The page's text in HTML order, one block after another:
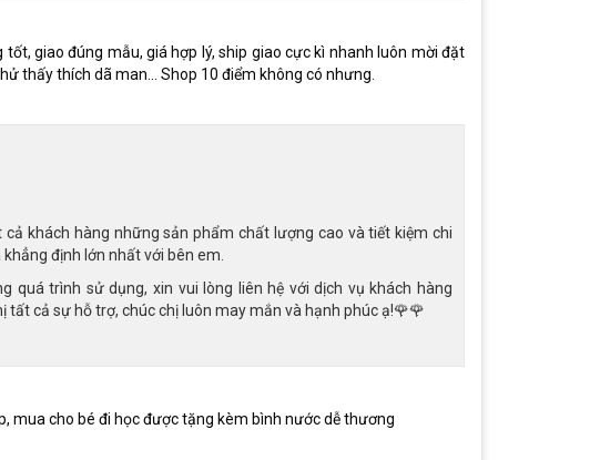
triệu
được thiết kế đơn giản nhưng không kém phần hiệu quả, phù
động này bao gồm một dĩa và một líp đơn, giúp giảm
giao đúng mẫu, giá hợp lý, ship giao cực kì nhanh luôn mời đặt
thấy thích dã man… Shop 10 điểm không có nhưng.
khách hàng những sản phẩm chất lượng cao và tiết kiệm chi
định lớn nhất với bên em.
quá trình sử dụng, xin vui lòng liên hệ với dịch vụ khách hàng
cả sự hỗ trợ, chúc chị luôn may mắn và hạnh phúc ạ!🌹🌹
mua cho bé đi học được tặng kèm bình nước dễ thương